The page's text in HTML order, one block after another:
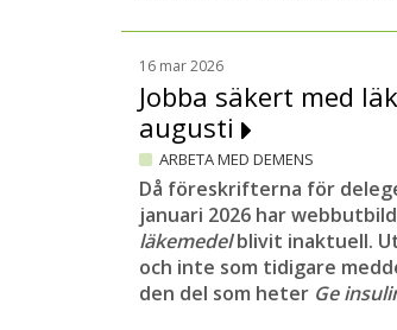
16 mar 2026
Jobba säkert med
augusti
ARBETA MED DEMENS
Då föreskrifterna för
januari 2026 har
läkemedelblivit inaktuell.
och inte som tidigare
den del som heter Ge